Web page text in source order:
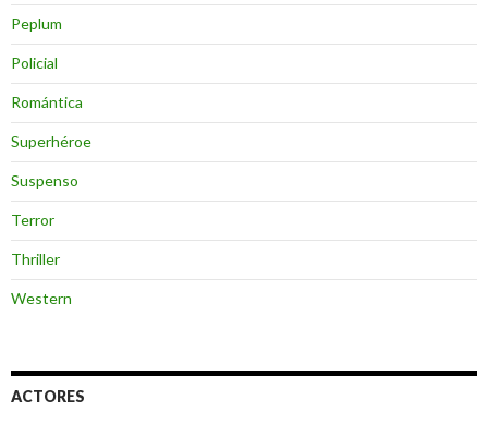
Peplum
Policial
Romántica
Superhéroe
Suspenso
Terror
Thriller
Western
ACTORES